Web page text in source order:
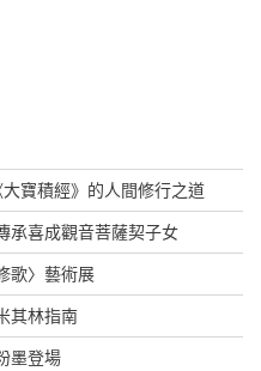
寶積經》的人間修行之道
喜成觀音菩薩契子女
歌〉藝術展
其林指南
墨登場